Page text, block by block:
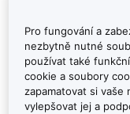
Pro fungování a
nezbytně nutné
používat také
cookie a soubory
zapamatovat si vaše
vylepšovat jej a